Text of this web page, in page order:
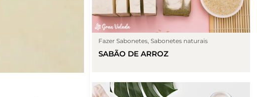
Fazer Sabonetes ,Sabonetes naturais
SABÃO DE ARROZ